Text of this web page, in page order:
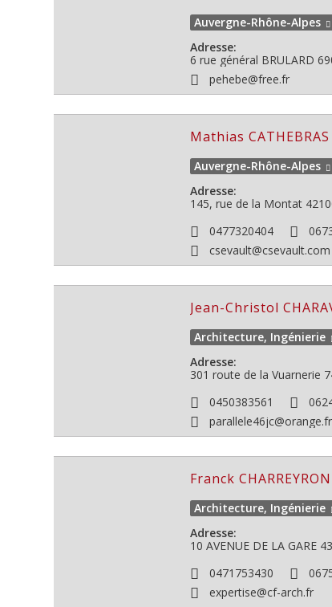
Auvergne-Rhône-Alpes
Adresse:
6 rue général BRULARD
pehebe@free.fr
Mathias CATHEBRAS
Auvergne-Rhône-Alpes
Adresse:
145, rue de la Montat
0477320404
Jean-Christol
Architecture, Ingénierie
Adresse:
301 route de la Vuarnerie
0450383561
parallele46jc@orange.fr
Franck CHARREYRON
Architecture, Ingénierie
Adresse:
10 AVENUE DE LA GARE
0471753430
expertise@cf-arch.fr